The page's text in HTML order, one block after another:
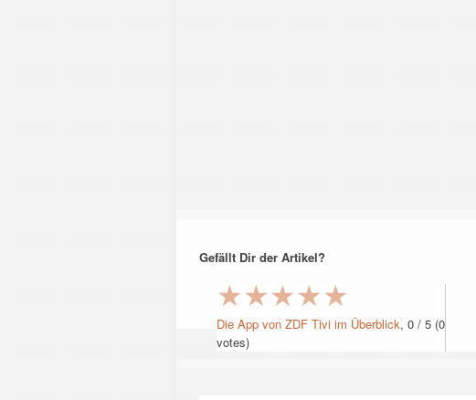
Gefällt Dir der Artikel?
★★★★★
Die App von ZDF Tivi im Überblick, 0 / 5 (0
votes)